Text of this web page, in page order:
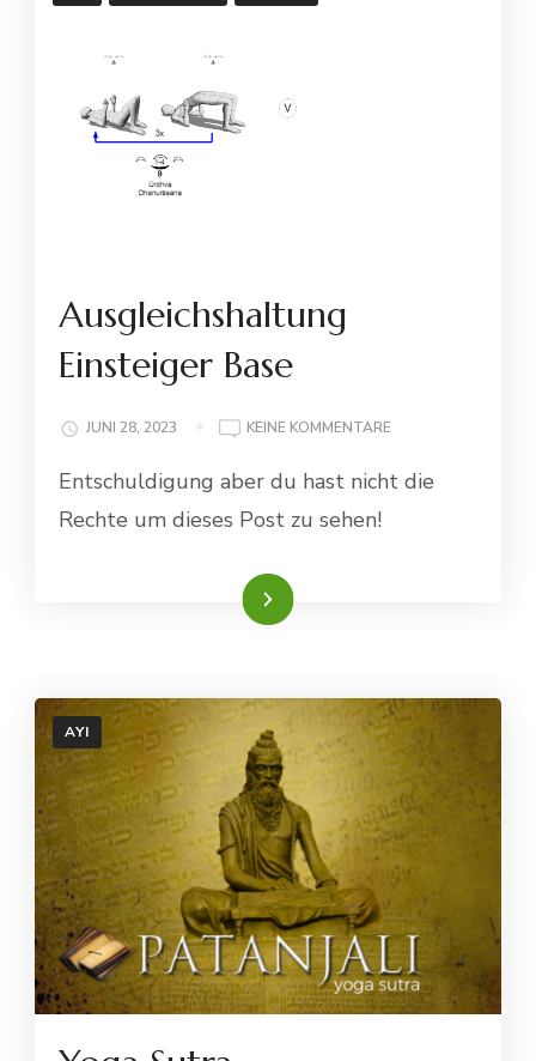
Ausgleichshaltung
Einsteiger Base
JUNI 28, 2023 KEINE KOMMENTAREZU
EINSTEIGER
Entschuldigung aber du hast nicht die
Rechte um dieses Post zu sehen!
Weiterlesen
AYI